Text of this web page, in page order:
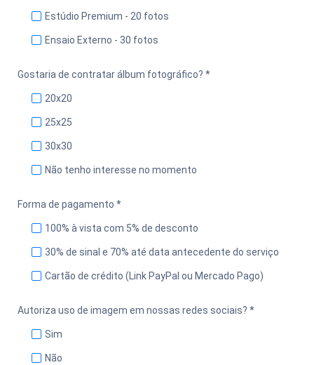
Estúdio Premium - 20 fotos
Ensaio Externo - 30 fotos
Gostaria de contratar álbum fotográfico? *
20x20
25x25
30x30
Não tenho interesse no momento
Forma de pagamento *
100% à vista com 5% de desconto
30% de sinal e 70% até data antecedente do serviço
Cartão de crédito (Link PayPal ou Mercado Pago)
Autoriza uso de imagem em nossas redes sociais? *
Sim
Não